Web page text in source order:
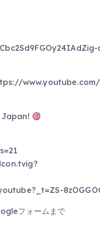
https://
フォームまで